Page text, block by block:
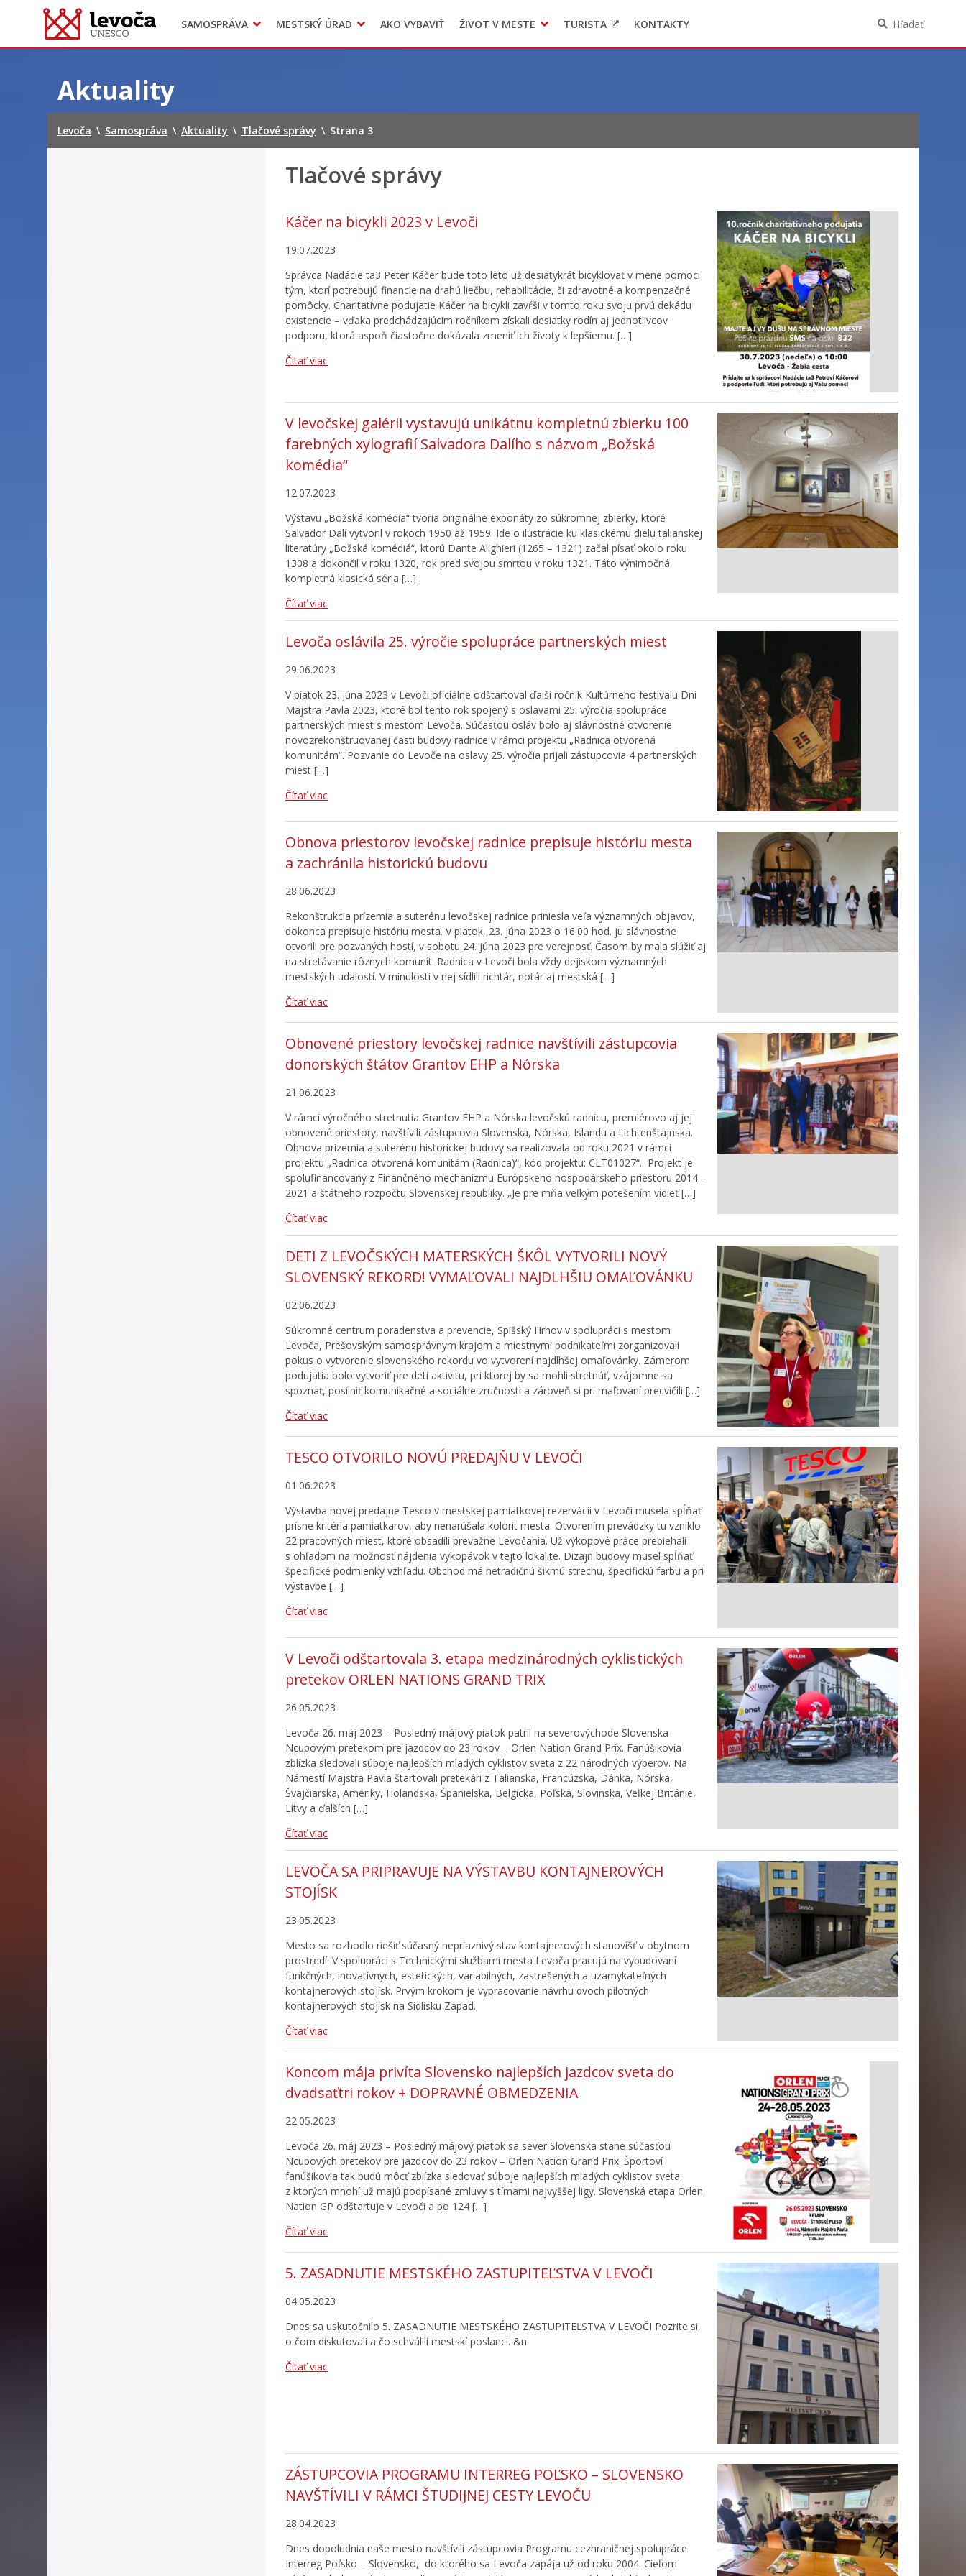
SAMOSPRÁVA
Dokumenty mesta
Transparentné mesto
majetkových pomerov verejného funkcionára
MESTSKÝ ÚRAD
Projekty
Voľba hlavného kontrolóra mesta Levoča
AKO VYBAVIŤ ŽIVOT V MESTE
Doprava
LIMKA
TURISTA KONTAKTY Hľadať
Aktuality
Levoča \ Samospráva \ Aktuality \ Tlačové správy \ Strana 3
Tlačové správy
Káčer na bicykli 2023 v Levoči
19.07.2023
Správca Nadácie ta3 Peter Káčer bude toto leto už desiatykrát bicyklovať v mene pomoci
tým, ktorí potrebujú financie na drahú liečbu, rehabilitácie, či zdravotné a kompenzačné
pomôcky. Charitatívne podujatie Káčer na bicykli zavŕši v tomto roku svoju prvú dekádu
existencie – vďaka predchádzajúcim ročníkom získali desiatky rodín aj jednotlivcov
podporu, ktorá aspoň čiastočne dokázala zmeniť ich životy k lepšiemu. […]
Čítať viac
V levočskej galérii vystavujú unikátnu kompletnú zbierku 100
farebných xylografií Salvadora Dalího s názvom „Božská
komédia“
12.07.2023
Výstavu „Božská komédia“ tvoria originálne exponáty zo súkromnej zbierky, ktoré
Salvador Dalí vytvoril v rokoch 1950 až 1959. Ide o ilustrácie ku klasickému dielu talianskej
literatúry „Božská komédiá“, ktorú Dante Alighieri (1265 – 1321) začal písať okolo roku
1308 a dokončil v roku 1320, rok pred svojou smrťou v roku 1321. Táto výnimočná
kompletná klasická séria […]
Čítať viac
Levoča oslávila 25. výročie spolupráce partnerských miest
29.06.2023
V piatok 23. júna 2023 v Levoči oficiálne odštartoval ďalší ročník Kultúrneho festivalu Dni
Majstra Pavla 2023, ktoré bol tento rok spojený s oslavami 25. výročia spolupráce
partnerských miest s mestom Levoča. Súčasťou osláv bolo aj slávnostné otvorenie
novozrekonštruovanej časti budovy radnice v rámci projektu „Radnica otvorená
komunitám“. Pozvanie do Levoče na oslavy 25. výročia prijali zástupcovia 4 partnerských
miest […]
Čítať viac
Obnova priestorov levočskej radnice prepisuje históriu mesta
a zachránila historickú budovu
28.06.2023
Rekonštrukcia prízemia a suterénu levočskej radnice priniesla veľa významných objavov,
dokonca prepisuje históriu mesta. V piatok, 23. júna 2023 o 16.00 hod. ju slávnostne
otvorili pre pozvaných hostí, v sobotu 24. júna 2023 pre verejnosť. Časom by mala slúžiť aj
na stretávanie rôznych komunít. Radnica v Levoči bola vždy dejiskom významných
mestských udalostí. V minulosti v nej sídlili richtár, notár aj mestská […]
Čítať viac
Obnovené priestory levočskej radnice navštívili zástupcovia
donorských štátov Grantov EHP a Nórska
21.06.2023
V rámci výročného stretnutia Grantov EHP a Nórska levočskú radnicu, premiérovo aj jej
obnovené priestory, navštívili zástupcovia Slovenska, Nórska, Islandu a Lichtenštajnska.
Obnova prízemia a suterénu historickej budovy sa realizovala od roku 2021 v rámci
projektu „Radnica otvorená komunitám (Radnica)“, kód projektu: CLT01027“. Projekt je
spolufinancovaný z Finančného mechanizmu Európskeho hospodárskeho priestoru 2014 –
2021 a štátneho rozpočtu Slovenskej republiky. „Je pre mňa veľkým potešením vidieť […]
Čítať viac
DETI Z LEVOČSKÝCH MATERSKÝCH ŠKÔL VYTVORILI NOVÝ
SLOVENSKÝ REKORD! VYMAĽOVALI NAJDLHŠIU OMAĽOVÁNKU
02.06.2023
Súkromné centrum poradenstva a prevencie, Spišský Hrhov v spolupráci s mestom
Levoča, Prešovským samosprávnym krajom a miestnymi podnikateľmi zorganizovali
pokus o vytvorenie slovenského rekordu vo vytvorení najdlhšej omaľovánky. Zámerom
podujatia bolo vytvoriť pre deti aktivitu, pri ktorej by sa mohli stretnúť, vzájomne sa
spoznať, posilniť komunikačné a sociálne zručnosti a zároveň si pri maľovaní precvičili […]
Čítať viac
TESCO OTVORILO NOVÚ PREDAJŇU V LEVOČI
01.06.2023
Výstavba novej predajne Tesco v mestskej pamiatkovej rezervácii v Levoči musela spĺňať
prísne kritéria pamiatkarov, aby nenarúšala kolorit mesta. Otvorením prevádzky tu vzniklo
22 pracovných miest, ktoré obsadili prevažne Levočania. Už výkopové práce prebiehali
s ohľadom na možnosť nájdenia vykopávok v tejto lokalite. Dizajn budovy musel spĺňať
špecifické podmienky vzhľadu. Obchod má netradičnú šikmú strechu, špecifickú farbu a pri
výstavbe […]
Čítať viac
V Levoči odštartovala 3. etapa medzinárodných cyklistických
pretekov ORLEN NATIONS GRAND TRIX
26.05.2023
Levoča 26. máj 2023 – Posledný májový piatok patril na severovýchode Slovenska
Ncupovým pretekom pre jazdcov do 23 rokov – Orlen Nation Grand Prix. Fanúšikovia
zblízka sledovali súboje najlepších mladých cyklistov sveta z 22 národných výberov. Na
Námestí Majstra Pavla štartovali pretekári z Talianska, Francúzska, Dánka, Nórska,
Švajčiarska, Ameriky, Holandska, Španielska, Belgicka, Poľska, Slovinska, Veľkej Británie,
Litvy a ďalších […]
Čítať viac
LEVOČA SA PRIPRAVUJE NA VÝSTAVBU KONTAJNEROVÝCH
STOJÍSK
23.05.2023
Mesto sa rozhodlo riešiť súčasný nepriaznivý stav kontajnerových stanovíšť v obytnom
prostredí. V spolupráci s Technickými službami mesta Levoča pracujú na vybudovaní
funkčných, inovatívnych, estetických, variabilných, zastrešených a uzamykateľných
kontajnerových stojísk. Prvým krokom je vypracovanie návrhu dvoch pilotných
kontajnerových stojísk na Sídlisku Západ.
Čítať viac
Koncom mája privíta Slovensko najlepších jazdcov sveta do
dvadsaťtri rokov + DOPRAVNÉ OBMEDZENIA
22.05.2023
Levoča 26. máj 2023 – Posledný májový piatok sa sever Slovenska stane súčasťou
Ncupových pretekov pre jazdcov do 23 rokov – Orlen Nation Grand Prix. Športoví
fanúšikovia tak budú môcť zblízka sledovať súboje najlepších mladých cyklistov sveta,
z ktorých mnohí už majú podpísané zmluvy s tímami najvyššej ligy. Slovenská etapa Orlen
Nation GP odštartuje v Levoči a po 124 […]
Čítať viac
5. ZASADNUTIE MESTSKÉHO ZASTUPITEĽSTVA V LEVOČI
04.05.2023
Dnes sa uskutočnilo 5. ZASADNUTIE MESTSKÉHO ZASTUPITEĽSTVA V LEVOČI Pozrite si,
o čom diskutovali a čo schválili mestskí poslanci. &n
Čítať viac
ZÁSTUPCOVIA PROGRAMU INTERREG POĽSKO – SLOVENSKO
NAVŠTÍVILI V RÁMCI ŠTUDIJNEJ CESTY LEVOČU
28.04.2023
Dnes dopoludnia naše mesto navštívili zástupcovia Programu cezhraničnej spolupráce
Interreg Poľsko – Slovensko, do ktorého sa Levoča zapája už od roku 2004. Cieľom